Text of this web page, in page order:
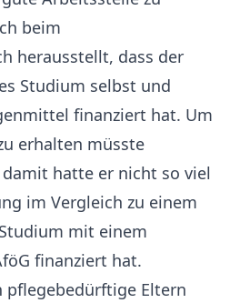
beim
herausstellt, dass der
Studium selbst und
finanziert hat. Um
erhalten müsste
hatte er nicht so viel
im Vergleich zu einem
mit einem
finanziert hat.
pflegebedürftige Eltern